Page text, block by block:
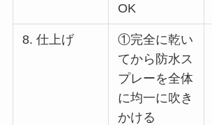
OK
8. 仕上げ
①完全に乾い
てから防水ス
プレーを全体
に均一に吹き
かける